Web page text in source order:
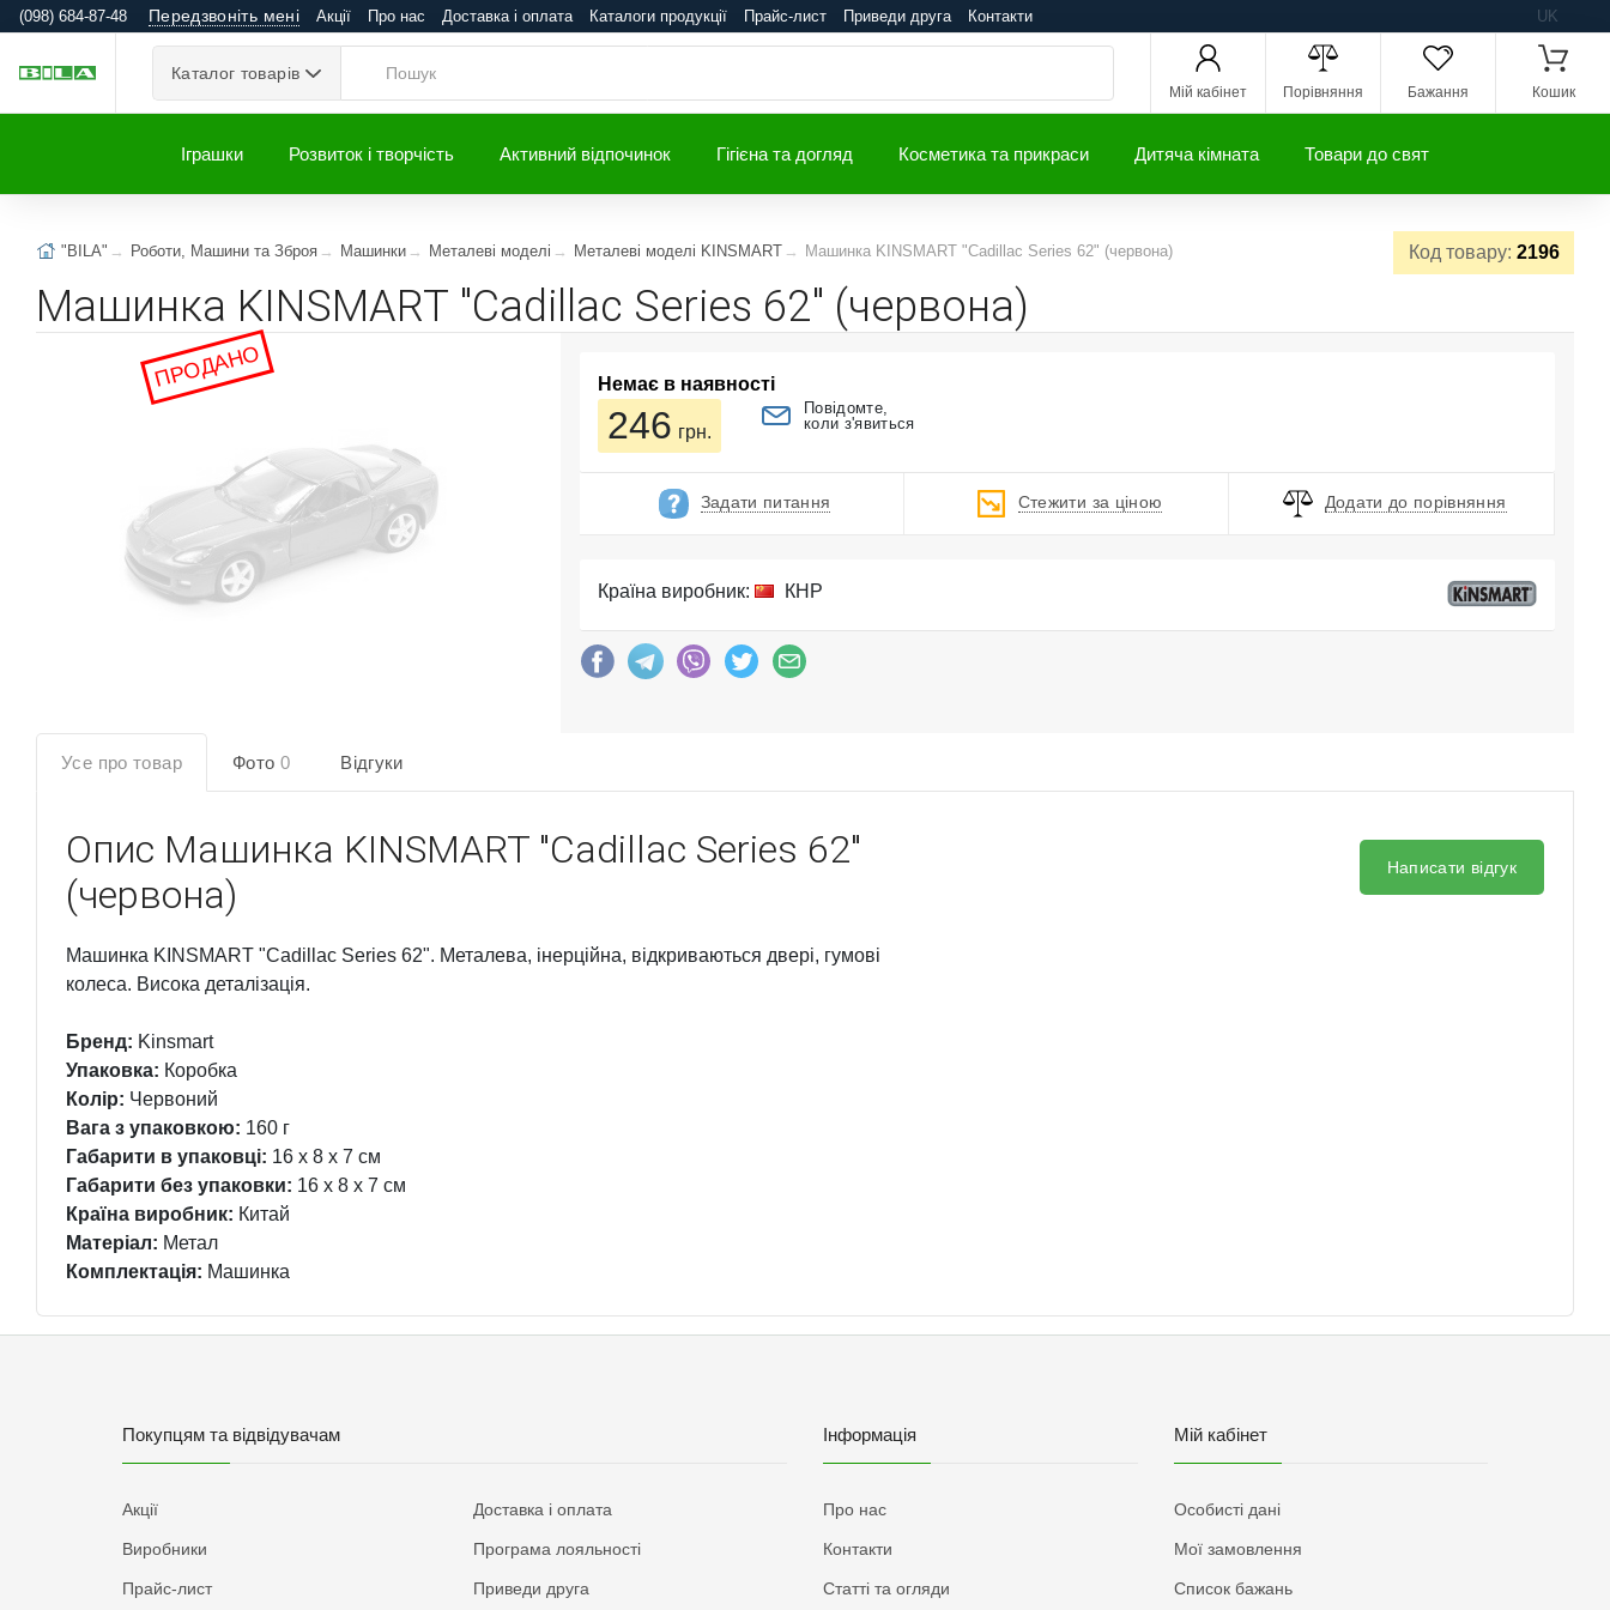
(098) 684-87-48 Передзвоніть мені Акції Про нас Доставка і оплата Каталоги продукції Прайс-лист Приведи друга Контакти UK
Каталог товарів
Мій кабінет Порівняння Бажання Кошик
Іграшки Розвиток і творчість Активний відпочинок Гігієна та догляд Косметика та прикраси Дитяча кімната Товари до свят
Код товару: 2196
"BILA" Роботи, Машини та Зброя Машинки Металеві моделі Металеві моделі KINSMART Машинка KINSMART "Cadillac Series 62" (червона)
Машинка KINSMART "Cadillac Series 62" (червона)
ПРОДАНО Немає в наявності
246 грн.
Повідомте,
коли з'явиться
Задати питання Стежити за ціною Додати до порівняння
Країна виробник: КНР
Усе про товар Фото 0 Відгуки
Опис Машинка KINSMART "Cadillac Series 62"
(червона)
Машинка KINSMART "Cadillac Series 62". Металева, інерційна, відкриваються двері, гумові
колеса. Висока деталізація.
Бренд: Kinsmart
Упаковка: Коробка
Колір: Червоний
Вага з упаковкою: 160 г
Габарити в упаковці: 16 x 8 x 7 см
Габарити без упаковки: 16 x 8 x 7 см
Країна виробник: Китай
Матеріал: Метал
Комплектація: Машинка
Написати відгук
Покупцям та відвідувачам
Акції
Виробники
Прайс-лист
Доставка і оплата
Програма лояльності
Приведи друга
Інформація
Про нас
Контакти
Статті та огляди
Мій кабінет
Особисті дані
Мої замовлення
Список бажань